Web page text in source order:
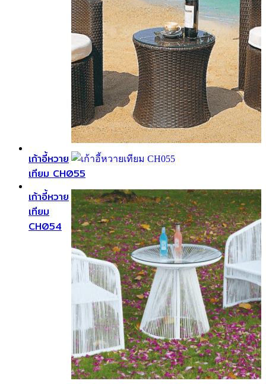
เก้าอี้หวาย
เทียม CH055
เก้าอี้หวาย
เทียม
CH054